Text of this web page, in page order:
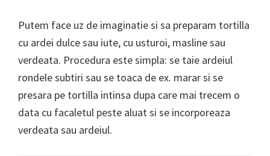
Putem face uz de imaginatie si sa preparam tortilla
cu ardei dulce sau iute, cu usturoi, masline sau
verdeata. Procedura este simpla: se taie ardeiul
rondele subtiri sau se toaca de ex. marar si se
presara pe tortilla intinsa dupa care mai trecem o
data cu facaletul peste aluat si se incorporeaza
verdeata sau ardeiul.